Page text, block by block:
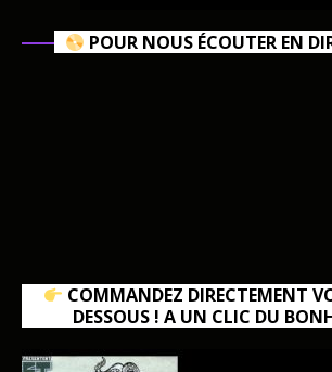
POUR NOUS ÉCOUTER EN
COMMANDEZ DIRECTEMENT
DESSOUS ! A UN CLIC DU